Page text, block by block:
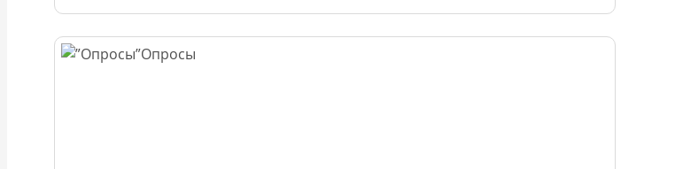
Опросы